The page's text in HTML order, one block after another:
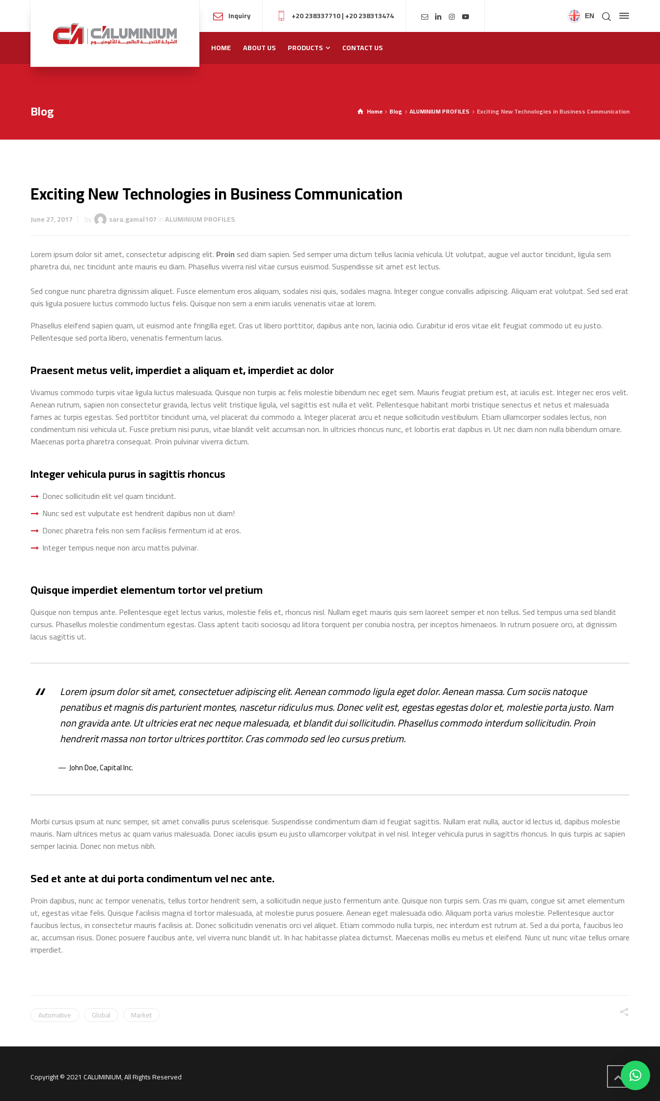
Inquiry +20 238337710|+20 238313474 EN
HOME ABOUT US PRODUCTS CONTACT US
Blog Home Blog ALUMINIUM PROFILES Exciting New Technologies in Business Communication
Exciting New Technologies in Business Communication
June 27, 2017 by sara.gamal107inALUMINIUM PROFILES
Lorem ipsum dolor sit amet, consectetur adipiscing elit. Proinsed diam sapien. Sed semper urna dictum tellus lacinia vehicula. Ut volutpat, augue vel auctor tincidunt, ligula sem
pharetra dui, nec tincidunt ante mauris eu diam. Phasellus viverra nisl vitae cursus euismod. Suspendisse sit amet est lectus.
Sed congue nunc pharetra dignissim aliquet. Fusce elementum eros aliquam, sodales nisi quis, sodales magna. Integer congue convallis adipiscing. Aliquam erat volutpat. Sed sed erat
quis ligula posuere luctus commodo luctus felis. Quisque non sem a enim iaculis venenatis vitae at lorem.
Phasellus eleifend sapien quam, ut euismod ante fringilla eget. Cras ut libero porttitor, dapibus ante non, lacinia odio. Curabitur id eros vitae elit feugiat commodo ut eu justo.
Pellentesque sed porta libero, venenatis fermentum lacus.
Praesent metus velit, imperdiet a aliquam et, imperdiet ac dolor
Vivamus commodo turpis vitae ligula luctus malesuada. Quisque non turpis ac felis molestie bibendum nec eget sem. Mauris feugiat pretium est, at iaculis est. Integer nec eros velit.
Aenean rutrum, sapien non consectetur gravida, lectus velit tristique ligula, vel sagittis est nulla et velit. Pellentesque habitant morbi tristique senectus et netus et malesuada
fames ac turpis egestas. Sed porttitor tincidunt urna, vel placerat dui commodo a. Integer placerat arcu et neque sollicitudin vestibulum. Etiam ullamcorper sodales lectus, non
condimentum nisi vehicula ut. Fusce pretium nisi purus, vitae blandit velit accumsan non. In ultricies rhoncus nunc, et lobortis erat dapibus in. Ut nec diam non nulla bibendum ornare.
Maecenas porta pharetra consequat. Proin pulvinar viverra dictum.
Integer vehicula purus in sagittis rhoncus
Donec sollicitudin elit vel quam tincidunt.
Nunc sed est vulputate est hendrerit dapibus non ut diam!
Donec pharetra felis non sem facilisis fermentum id at eros.
Integer tempus neque non arcu mattis pulvinar.
Quisque imperdiet elementum tortor vel pretium
Quisque non tempus ante. Pellentesque eget lectus varius, molestie felis et, rhoncus nisl. Nullam eget mauris quis sem laoreet semper et non tellus. Sed tempus urna sed blandit
cursus. Phasellus molestie condimentum egestas. Class aptent taciti sociosqu ad litora torquent per conubia nostra, per inceptos himenaeos. In rutrum posuere orci, at dignissim
lacus sagittis ut.
Lorem ipsum dolor sit amet, consectetuer adipiscing elit. Aenean commodo ligula eget dolor. Aenean massa. Cum sociis natoque
penatibus et magnis dis parturient montes, nascetur ridiculus mus. Donec velit est, egestas egestas dolor et, molestie porta justo. Nam
non gravida ante. Ut ultricies erat nec neque malesuada, et blandit dui sollicitudin. Phasellus commodo interdum sollicitudin. Proin
hendrerit massa non tortor ultrices porttitor. Cras commodo sed leo cursus pretium.
John Doe, Capital Inc.
Morbi cursus ipsum at nunc semper, sit amet convallis purus scelerisque. Suspendisse condimentum diam id feugiat sagittis. Nullam erat nulla, auctor id lectus id, dapibus molestie
mauris. Nam ultrices metus ac quam varius malesuada. Donec iaculis ipsum eu justo ullamcorper volutpat in vel nisl. Integer vehicula purus in sagittis rhoncus. In quis turpis ac sapien
semper lacinia. Donec non metus nibh.
Sed et ante at dui porta condimentum vel nec ante.
Proin dapibus, nunc ac tempor venenatis, tellus tortor hendrerit sem, a sollicitudin neque justo fermentum ante. Quisque non turpis sem. Cras mi quam, congue sit amet elementum
ut, egestas vitae felis. Quisque facilisis magna id tortor malesuada, at molestie purus posuere. Aenean eget malesuada odio. Aliquam porta varius molestie. Pellentesque auctor
faucibus lectus, in consectetur mauris facilisis at. Donec sollicitudin venenatis orci vel aliquet. Etiam commodo nulla turpis, nec interdum est rutrum at. Sed a dui porta, faucibus leo
ac, accumsan risus. Donec posuere faucibus ante, vel viverra nunc blandit ut. In hac habitasse platea dictumst. Maecenas mollis eu metus et eleifend. Nunc ut nunc vitae tellus ornare
imperdiet.
Automative Global Market
Copyright © 2021 CALUMINIUM, All Rights Reserved